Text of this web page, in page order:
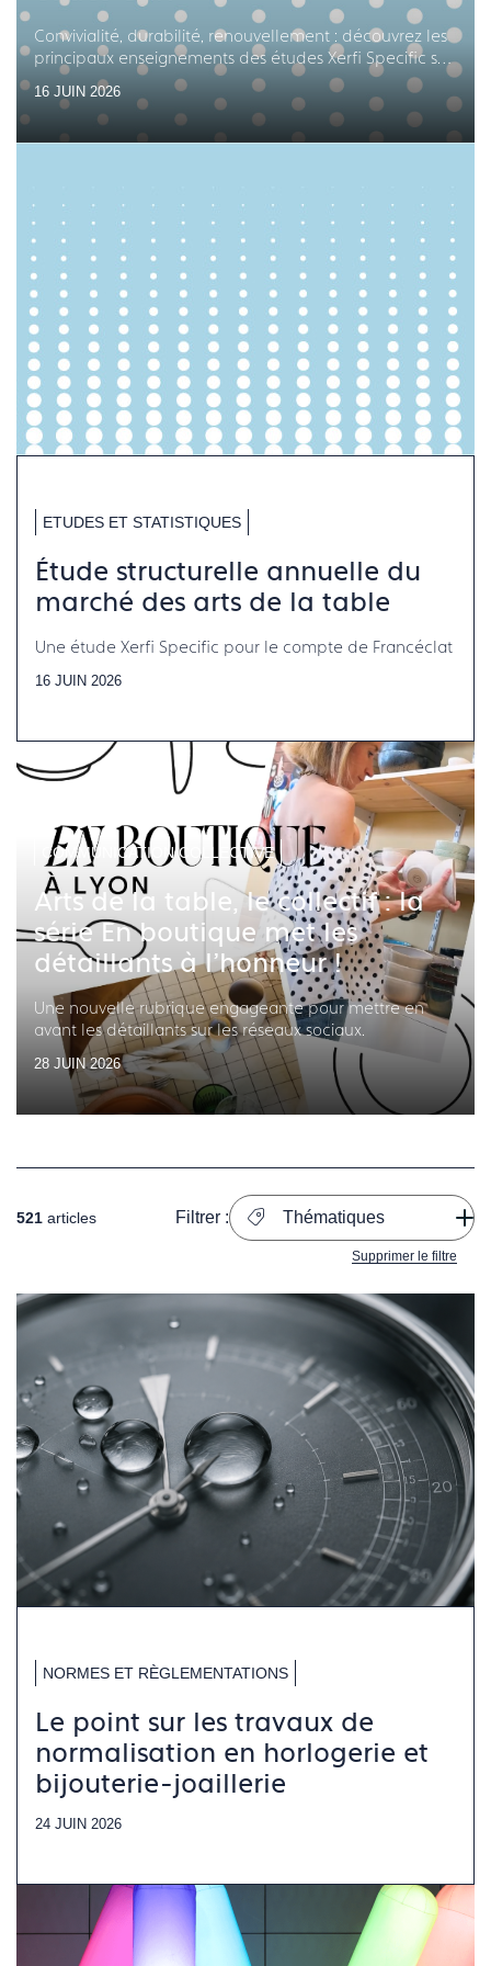
Convivialité, durabilité, renouvellement : découvrez les
principaux enseignements des études Xerfi Specific sur
les équipements en arts de la table
16 JUIN 2026
ETUDES ET STATISTIQUES
Étude structurelle annuelle du
marché des arts de la table
Une étude Xerfi Specific pour le compte de Francéclat
16 JUIN 2026
COMMUNICATION COLLECTIVE
Arts de la table, le collectif : la
série En boutique met les
détaillants à l'honneur !
Une nouvelle rubrique engageante pour mettre en
avant les détaillants sur les réseaux sociaux.
28 JUIN 2026
521 articles Filtrer : Thématiques
Supprimer le filtre
NORMES ET RÈGLEMENTATIONS
Le point sur les travaux de
normalisation en horlogerie et
bijouterie-joaillerie
24 JUIN 2026